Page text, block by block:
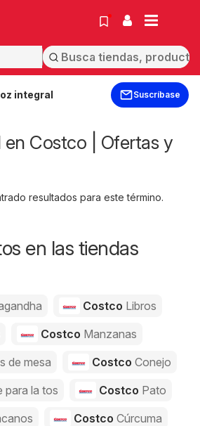
integral Suscríbase
en Costco | Ofertas y
resultados para este término.
en las tiendas
Costco Libros
Costco Manzanas
de mesa Costco Conejo
para la tos Costco Pato
Costco Cúrcuma